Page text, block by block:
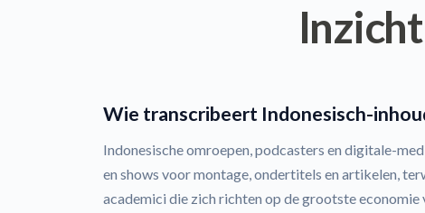
Wie transcribeert Indonesisch-
Indonesische omroepen, podcasters en digitale-
en shows voor montage, ondertitels en artikelen,
academici die zich richten op de grootste